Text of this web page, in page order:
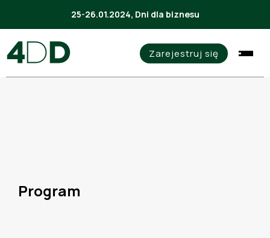
25-26.01.2024, Dni dla biznesu
Zarejestruj się
Program